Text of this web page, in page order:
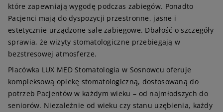
które zapewniają wygodę podczas zabiegów. Ponadto
Pacjenci mają do dyspozycji przestronne, jasne i
estetycznie urządzone sale zabiegowe. Dbałość o szczegóły
sprawia, że wizyty stomatologiczne przebiegają w
bezstresowej atmosferze.
Placówka LUX MED Stomatologia w Sosnowcu oferuje
kompleksową opiekę stomatologiczną, dostosowaną do
potrzeb Pacjentów w każdym wieku – od najmłodszych do
seniorów. Niezależnie od wieku czy stanu uzębienia, każdy